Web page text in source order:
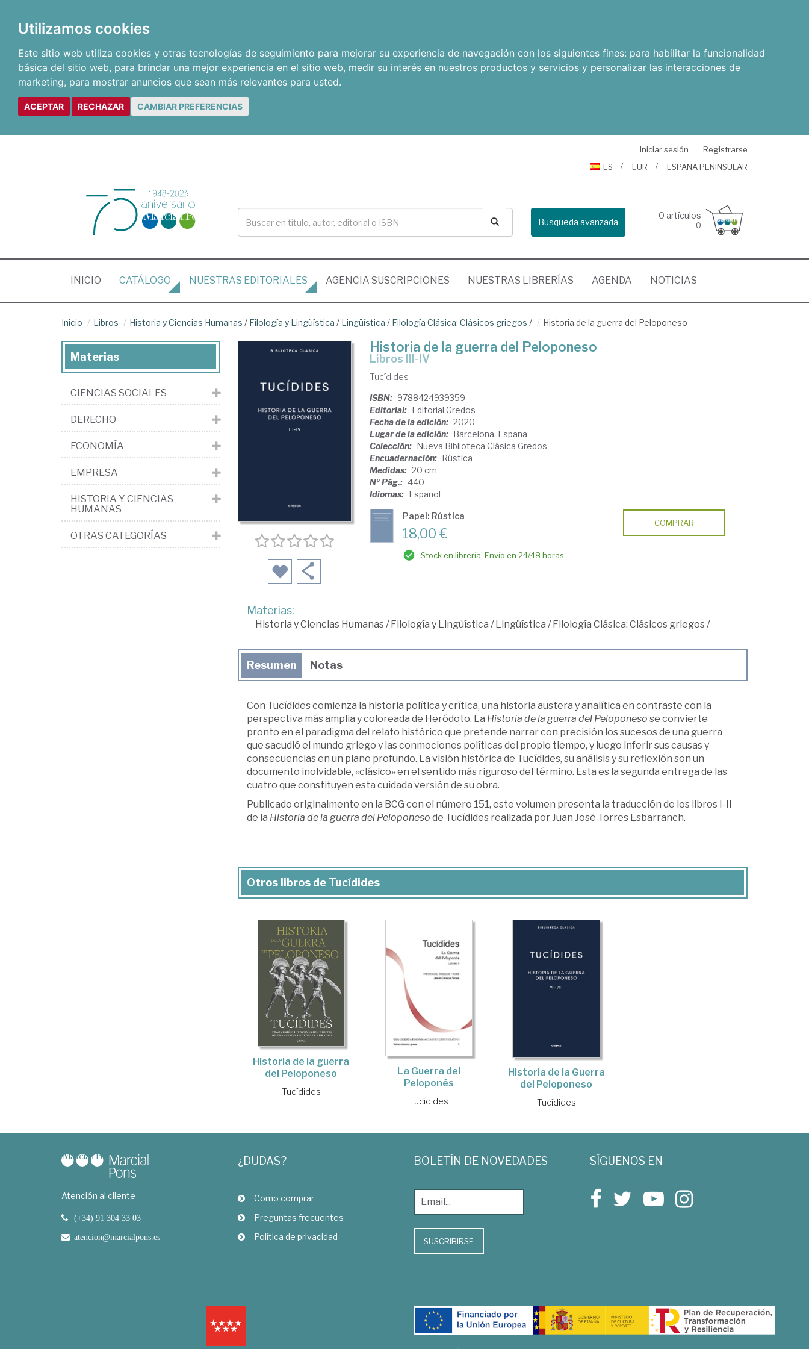
Utilizamos cookies
Este sitio web utiliza cookies y otras tecnologías de seguimiento para mejorar su experiencia de navegación con los siguientes fines: para habilitar la funcionalidad
básica del sitio web, para brindar una mejor experiencia en el sitio web, medir su interés en nuestros productos y servicios y personalizar las interacciones de
marketing, para mostrar anuncios que sean más relevantes para usted.
ACEPTAR RECHAZAR CAMBIAR PREFERENCIAS
Iniciar sesión
Registrarse
ES
EUR ESPAÑA PENINSULAR
Busqueda avanzada
0 artículos
0
INICIO (CURRENT)
CATÁLOGO NUESTRAS EDITORIALES AGENCIA SUSCRIPCIONES NUESTRAS LIBRERÍAS AGENDA NOTICIAS
Inicio Libros Historia y Ciencias Humanas / Filología y Lingüística / Lingüística / Filología Clásica: Clásicos griegos / Historia de la guerra del Peloponeso
Historia de la guerra del Peloponeso
Libros III-IV
Tucídides
ISBN: 9788424939359
Editorial: Editorial Gredos
Fecha de la edición: 2020
Lugar de la edición: Barcelona. España
Colección: Nueva Biblioteca Clásica Gredos
Encuadernación: Rústica
Medidas: 20 cm
Nº Pág.: 440
Idiomas: Español
Papel: Rústica
18,00 €
Stock en librería. Envío en 24/48 horas
COMPRAR
Materias:
Historia y Ciencias Humanas/Filología y Lingüística /Lingüística /Filología Clásica: Clásicos griegos/
Resumen Notas
Con Tucídides comienza la historia política y crítica, una historia austera y analítica en contraste con la
perspectiva más amplia y coloreada de Heródoto. La Historia de la guerra del Peloponeso se convierte
pronto en el paradigma del relato histórico que pretende narrar con precisión los sucesos de una guerra
que sacudió el mundo griego y las conmociones políticas del propio tiempo, y luego inferir sus causas y
consecuencias en un plano profundo. La visión histórica de Tucídides, su análisis y su reflexión son un
documento inolvidable, «clásico» en el sentido más riguroso del término. Esta es la segunda entrega de las
cuatro que constituyen esta cuidada versión de su obra.
Publicado originalmente en la BCG con el número 151, este volumen presenta la traducción de los libros I-II
de la Historia de la guerra del Peloponeso de Tucídides realizada por Juan José Torres Esbarranch.
Otros libros de Tucídides
Historia de la guerra
del Peloponeso
Tucídides
La Guerra del
Peloponés
Tucídides
Historia de la Guerra
del Peloponeso
Tucídides
Materias
CIENCIAS SOCIALES
DERECHO
ECONOMÍA
EMPRESA
HISTORIA Y CIENCIAS
HUMANAS
OTRAS CATEGORÍAS
Atención al cliente
(+34) 91 304 33 03
atencion@marcialpons.es
¿DUDAS?
Como comprar
Preguntas frecuentes
Política de privacidad
BOLETÍN DE NOVEDADES
SUSCRIBIRSE
SÍGUENOS EN